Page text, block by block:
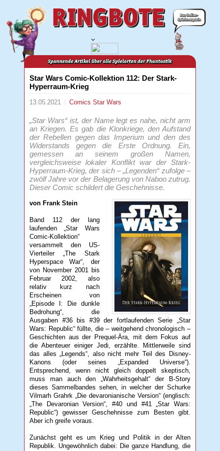
Star Wars Comic-Kollektion 112: Der Stark-
Hyperraum-Krieg
13.05.2021 ComicsStar Wars
„Star Wars“ ist, der Name legt es nahe, nicht arm
an Kriegen. Es gab die Klonkriege, den Aufstand
der Rebellen gegen das Imperium und den des
Widerstands gegen die Erste Ordnung. Ein,
gemessen an seinem großen Namen,
vergleichsweise lokaler Konflikt war der Stark-
Hyperraum-Krieg, der sich – „Legenden“ zufolge –
zwölf Jahre vor der Belagerung von Naboo zutrug.
Dieser Comic schildert die Geschehnisse.
von Frank Stein
Band 112 der lang
laufenden „Star Wars
Comic-Kollektion“
versammelt den US-
Vierteiler „The Stark
Hyperspace War“, der
von November 2001 bis
Februar 2002, also
relativ kurz nach
Erscheinen von
„Episode I: Die dunkle
Bedrohung“, die
Ausgaben #36 bis #39 der fortlaufenden Serie „Star
Wars: Republic“ füllte, die – weitgehend chronologisch –
Geschichten aus der Prequel-Ära, mit dem Fokus auf
die Abenteuer einiger Jedi, erzählte. Mittlerweile sind
das alles „Legends“, also nicht mehr Teil des Disney-
Kanons (oder seines „Expanded Universe“).
Entsprechend, wenn nicht gleich doppelt skeptisch,
muss man auch den „Wahrheitsgehalt“ der B-Story
dieses Sammelbandes sehen, in welcher der Schurke
Vilmarh Grahrk „Die devaronianische Version“ (englisch:
„The Devaronian Version“, #40 und #41 „Star Wars:
Republic“) gewisser Geschehnisse zum Besten gibt.
Aber ich greife voraus.
Zunächst geht es um Krieg und Politik in der Alten
Republik. Ungewöhnlich dabei: Die ganze Handlung, die